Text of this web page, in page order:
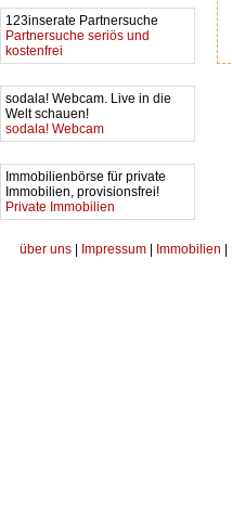
123inserate Partnersuche
Partnersuche seriös und
kostenfrei
sodala! Webcam. Live in die
Welt schauen!
sodala! Webcam
Immobilienbörse für private
Immobilien, provisionsfrei!
Private Immobilien
über uns Impressum Immobilien